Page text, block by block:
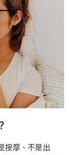
按摩、不是出